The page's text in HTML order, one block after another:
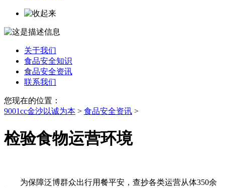
关于我们
食品安全知识
食品安全资讯
联系我们
您现在的位置：
9001cc金沙以诚为本 > 食品安全资讯 >
检验食物运营环境
为保障泛博群众出行用餐平安，查抄各类运营从体350余